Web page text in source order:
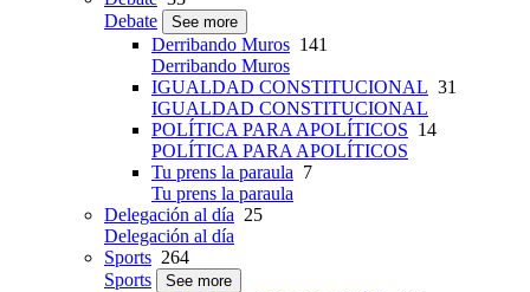
Debate
See more
Derribando Muros 141
Derribando Muros
IGUALDAD CONSTITUCIONAL 31
IGUALDAD CONSTITUCIONAL
POLÍTICA PARA APOLÍTICOS 14
POLÍTICA PARA APOLÍTICOS
Tu prens la paraula 7
Tu prens la paraula
Delegación al día 25
Delegación al día
Sports 264
Sports
See more